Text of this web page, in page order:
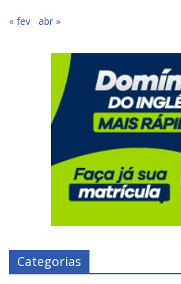
« fev abr »
Categorias